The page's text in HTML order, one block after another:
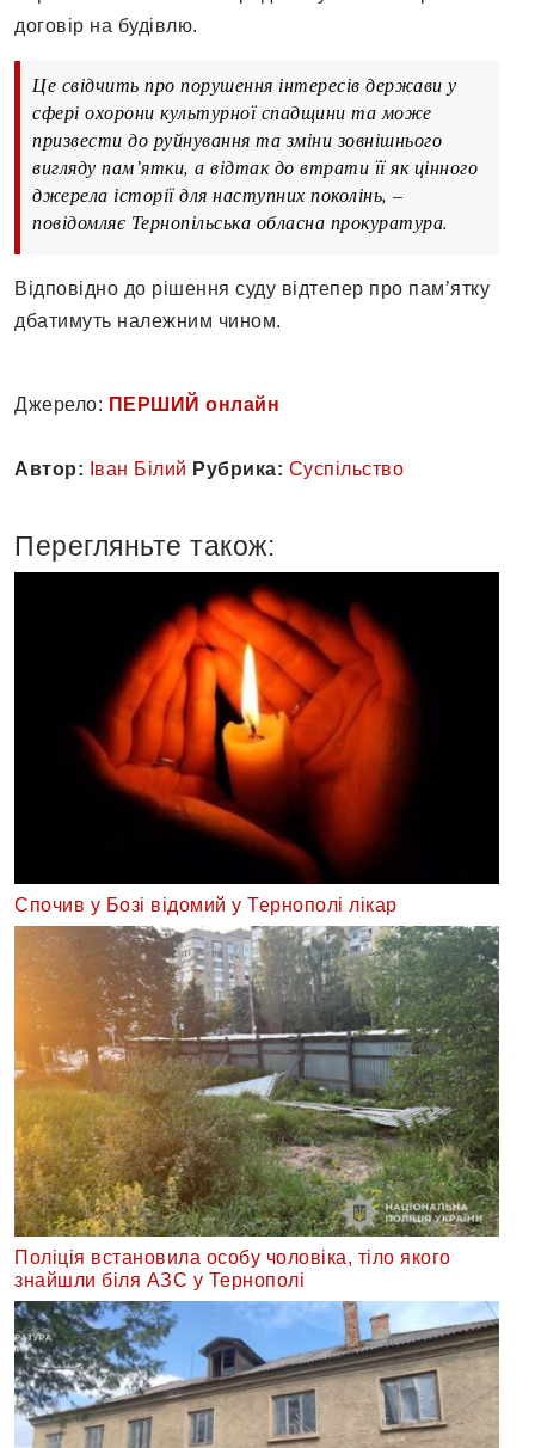
договір на будівлю.
Це свідчить про порушення інтересів держави у
сфері охорони культурної спадщини та може
призвести до руйнування та зміни зовнішнього
вигляду пам’ятки, а відтак до втрати її як цінного
джерела історії для наступних поколінь, –
повідомляє Тернопільська обласна прокуратура.
Відповідно до рішення суду відтепер про пам’ятку
дбатимуть належним чином.
Джерело: ПЕРШИЙ онлайн
Автор: Іван Білий Рубрика: Суспільство
Перегляньте також:
Спочив у Бозі відомий у Тернополі лікар
Поліція встановила особу чоловіка, тіло якого
знайшли біля АЗС у Тернополі